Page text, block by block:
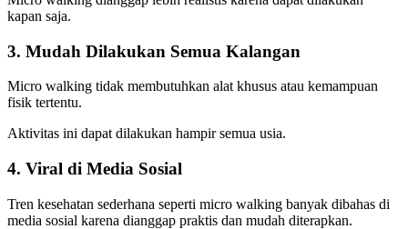
kapan saja.
3. Mudah Dilakukan Semua Kalangan
Micro walking tidak membutuhkan alat khusus atau kemampuan
fisik tertentu.
Aktivitas ini dapat dilakukan hampir semua usia.
4. Viral di Media Sosial
Tren kesehatan sederhana seperti micro walking banyak dibahas di
media sosial karena dianggap praktis dan mudah diterapkan.